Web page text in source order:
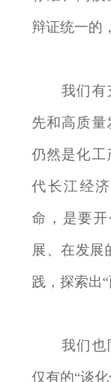
辩证统一的
我们有充
先和高质量
仍然是化工
代长江经
命，是要
展、在发展
践，探索出
我们也同
仅有的“谈